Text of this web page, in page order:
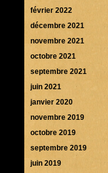
février 2022
décembre 2021
novembre 2021
octobre 2021
septembre 2021
juin 2021
janvier 2020
novembre 2019
octobre 2019
septembre 2019
juin 2019